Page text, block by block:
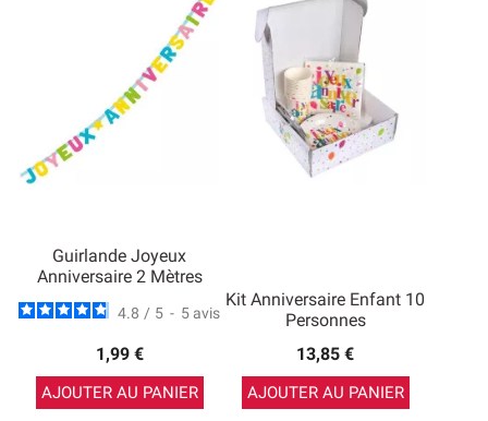
Guirlande Joyeux
Anniversaire 2 Mètres
4.8 / 5 - 5 avis
1,99 €
AJOUTER AU PANIER
Kit Anniversaire Enfant 10
Personnes
13,85 €
AJOUTER AU PANIER